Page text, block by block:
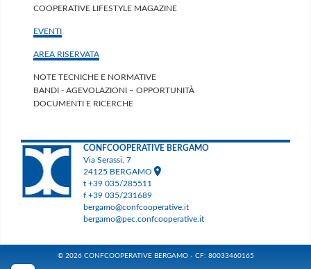
COOPERATIVE LIFESTYLE MAGAZINE
EVENTI
AREA RISERVATA
NOTE TECNICHE E NORMATIVE
BANDI - AGEVOLAZIONI – OPPORTUNITÀ
DOCUMENTI E RICERCHE
CONFCOOPERATIVE BERGAMO
Via Serassi, 7
24125 BERGAMO
t +39 035/285511
f +39 035/231689
bergamo@confcooperative.it
bergamo@pec.confcooperative.it
© 2026 CONFCOOPERATIVE BERGAMO - CF: 80033460165